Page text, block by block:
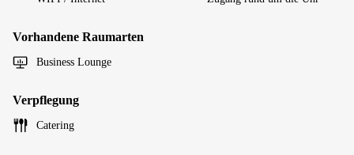
Vorhandene Raumarten
Business Lounge
Verpflegung
Catering